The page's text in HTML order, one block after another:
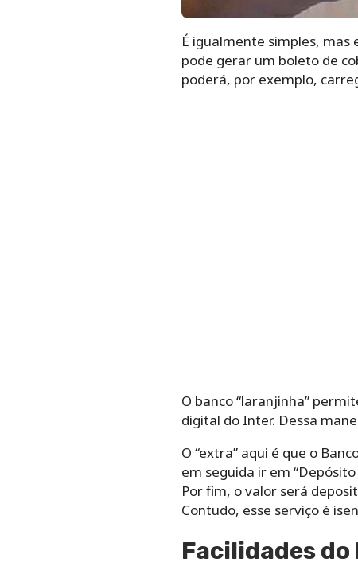
É igualmente simples, mas
pode gerar um boleto de
poderá, por exemplo,
O banco “laranjinha”
digital do Inter. Dessa
O “extra” aqui é que o
em seguida ir em
Por fim, o valor será
Contudo, esse serviço é
Facilidades do